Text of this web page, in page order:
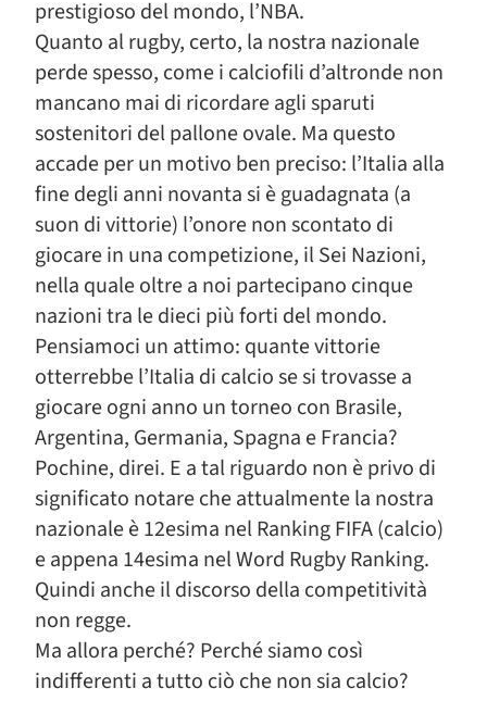
prestigioso del mondo, l’NBA.
Quanto al rugby, certo, la nostra nazionale
perde spesso, come i calciofili d’altronde non
mancano mai di ricordare agli sparuti
sostenitori del pallone ovale. Ma questo
accade per un motivo ben preciso: l’Italia alla
fine degli anni novanta si è guadagnata (a
suon di vittorie) l’onore non scontato di
giocare in una competizione, il Sei Nazioni,
nella quale oltre a noi partecipano cinque
nazioni tra le dieci più forti del mondo.
Pensiamoci un attimo: quante vittorie
otterrebbe l’Italia di calcio se si trovasse a
giocare ogni anno un torneo con Brasile,
Argentina, Germania, Spagna e Francia?
Pochine, direi. E a tal riguardo non è privo di
significato notare che attualmente la nostra
nazionale è 12esima nel Ranking FIFA (calcio)
e appena 14esima nel Word Rugby Ranking.
Quindi anche il discorso della competitività
non regge.
Ma allora perché? Perché siamo così
indifferenti a tutto ciò che non sia calcio?